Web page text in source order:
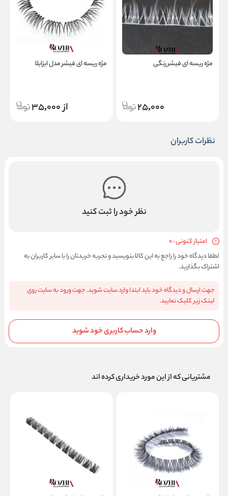
مژه ریسه ای فیشر رنگی
25,000
مژه ریسه ای فیشر مدل ایزابلا
از 35,000
نظرات کاربران
نظر خود را ثبت کنید
امتیاز کنونی : 0
لطفا دیدگاه خود را راجع به این کالا بنویسید و تجربه خریدتان را با سایر کاربران به
اشتراک بگذارید.
جهت ارسال و دیدگاه خود باید ابتدا وارد سایت شوید. جهت ورود به سایت روی
لینک زیر کلیک نمایید.
وارد حساب کاربری خود شوید
مشتریانی که از این مورد خریداری کرده اند